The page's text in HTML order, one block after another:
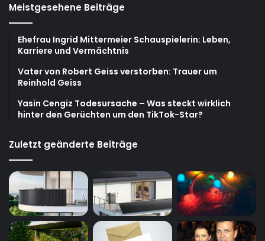
Meistgesehene Beiträge
Ehefrau Ingrid Mittermeier Schauspielerin: Leben,
Karriere und Vermächtnis
Vater von Robert Geiss verstorben: Trauer um
Reinhold Geiss
Yasin Cengiz Todesursache – Was steckt wirklich
hinter den Gerüchten um den TikTok-Star?
Zuletzt geänderte Beiträge